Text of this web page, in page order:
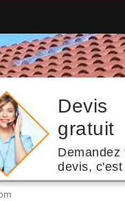
Devis
gratuit
Demandez
devis,